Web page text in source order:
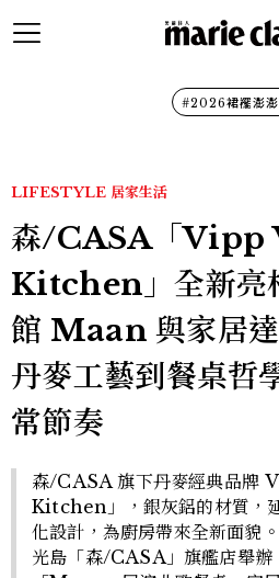
#2026裙襬澎
LIFESTYLE 居家生活
森/CASA「Vipp
Kitchen」全新亮
館 Maan 與家居
丹麥工藝到餐桌哲
常節奏
森/CASA 旗下丹麥經典品牌
Kitchen」，銀灰鋁的材質，
化設計，為廚房帶來全新面貌
光島「森/CASA」旗艦店舉辦